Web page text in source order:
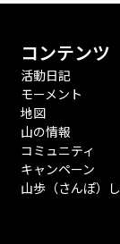
コンテンツ
活動日記
モーメント
地図
山の情報
コミュニティ
キャンペーン
山歩（さんぽ）し